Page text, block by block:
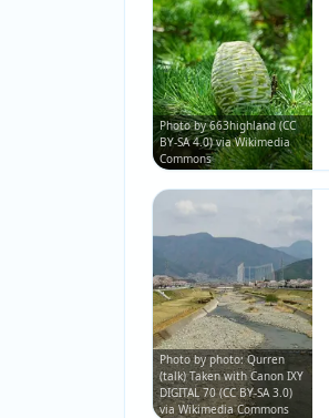
Photo by 663highland (CC
BY-SA 4.0) via Wikimedia
Commons
Photo by photo: Qurren
(talk) Taken with Canon IXY
DIGITAL 70 (CC BY-SA 3.0)
via Wikimedia Commons